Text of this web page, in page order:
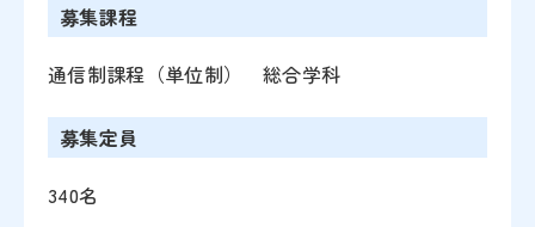
募集課程
通信制課程（単位制） 総合学科
募集定員
340名